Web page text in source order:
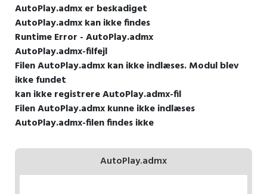
AutoPlay.admx er beskadiget
AutoPlay.admx kan ikke findes
Runtime Error - AutoPlay.admx
AutoPlay.admx-filfejl
Filen AutoPlay.admx kan ikke indlæses. Modul blev
ikke fundet
kan ikke registrere AutoPlay.admx-fil
Filen AutoPlay.admx kunne ikke indlæses
AutoPlay.admx-filen findes ikke
AutoPlay.admx